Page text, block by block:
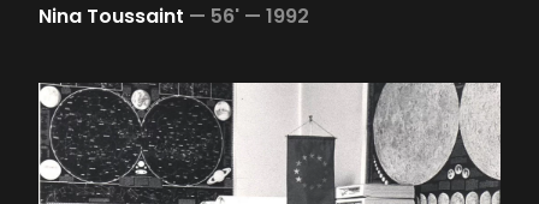
Nina Toussaint — 56' — 1992